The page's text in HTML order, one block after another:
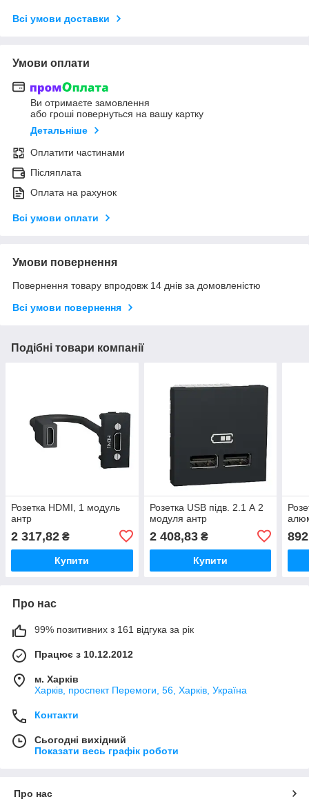
Всі умови доставки
Умови оплати
Ви отримаєте замовлення
або гроші повернуться на вашу картку
Детальніше
Оплатити частинами
Післяплата
Оплата на рахунок
Всі умови оплати
Умови повернення
Повернення товару впродовж 14 днів за домовленістю
Всі умови повернення
Подібні товари компанії
Розетка HDMI, 1 модуль
антр
2 317,82 ₴
Купити
Розетка USB підв. 2.1 А 2
модуля антр
2 408,83₴
Купити
Про нас
99% позитивних з 161 відгука за рік
Працює з 10.12.2012
м. Харків
Харків, проспект Перемоги, 56, Харків, Україна
Контакти
Сьогодні вихідний
Показати весь графік роботи
Про нас